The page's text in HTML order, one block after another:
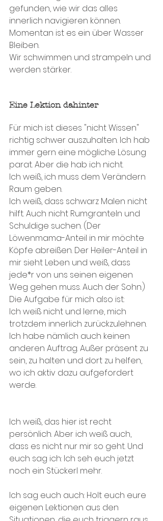
gefunden, wie wir das alles
innerlich navigieren können.
Momentan ist es ein über Wasser
Bleiben.
Wir schwimmen und strampeln und
werden stärker.
Eine Lektion dahinter
Für mich ist dieses "nicht Wissen"
richtig schwer auszuhalten. Ich hab
immer gern eine mögliche Lösung
parat. Aber die hab ich nicht.
Ich weiß, ich muss dem Verändern
Raum geben.
Ich weiß, dass schwarz Malen nicht
hilft. Auch nicht Rumgranteln und
Schuldige suchen. (Der
Löwenmama-Anteil in mir möchte
Köpfe abreißen. Der Heiler-Anteil in
mir sieht Leben und weiß, dass
jede*r von uns seinen eigenen
Weg gehen muss. Auch der Sohn.)
Die Aufgabe für mich also ist:
Ich weiß nicht und lerne, mich
trotzdem innerlich zurückzulehnen.
Ich habe nämlich auch keinen
anderen Auftrag. Außer präsent zu
sein, zu halten und dort zu helfen,
wo ich aktiv dazu aufgefordert
werde.
Ich weiß, das hier ist recht
persönlich. Aber ich weiß auch,
dass es nicht nur mir so geht. Und
euch sag ich: Ich seh euch jetzt
noch ein Stückerl mehr.
Ich sag euch auch: Holt euch eure
eigenen Lektionen aus den